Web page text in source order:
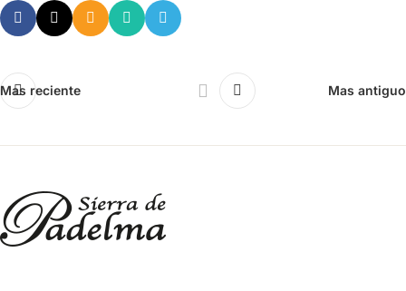
Mas reciente Mas antiguo